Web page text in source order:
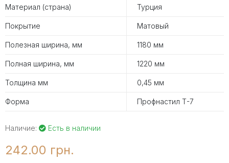
Материал (страна) Турция
Покрытие Матовый
Полезная ширина, мм 1180 мм
Полная ширина, мм 1220 мм
Толщина мм 0,45 мм
Форма Профнастил Т-7
Наличие: Есть в наличии
242.00 грн.